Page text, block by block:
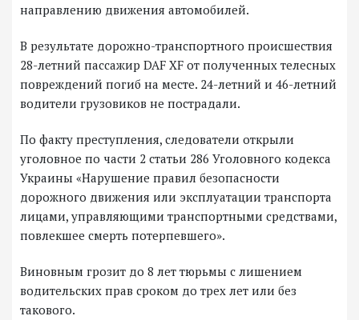
направлению движения автомобилей.
В результате дорожно-транспортного происшествия
28-летний пассажир DAF XF от полученных телесных
повреждений погиб на месте. 24-летний и 46-летний
водители грузовиков не пострадали.
По факту преступления, следователи открыли
уголовное по части 2 статьи 286 Уголовного кодекса
Украины «Нарушение правил безопасности
дорожного движения или эксплуатации транспорта
лицами, управляющими транспортными средствами,
повлекшее смерть потерпевшего».
Виновным грозит до 8 лет тюрьмы с лишением
водительских прав сроком до трех лет или без
такового.